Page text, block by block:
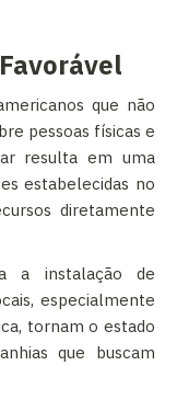
que não
pessoas físicas e
resulta em uma
estabelecidas no
diretamente
a instalação de
especialmente
tornam o estado
que buscam